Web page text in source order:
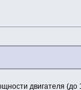
двигателя (до